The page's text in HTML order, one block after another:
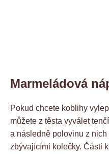
Marmeládová
Pokud chcete koblihy
můžete z těsta vyválet
a následně polovinu z
zbývajícími kolečky. Části